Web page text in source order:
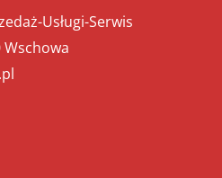
Usługi-Serwis
Wschowa